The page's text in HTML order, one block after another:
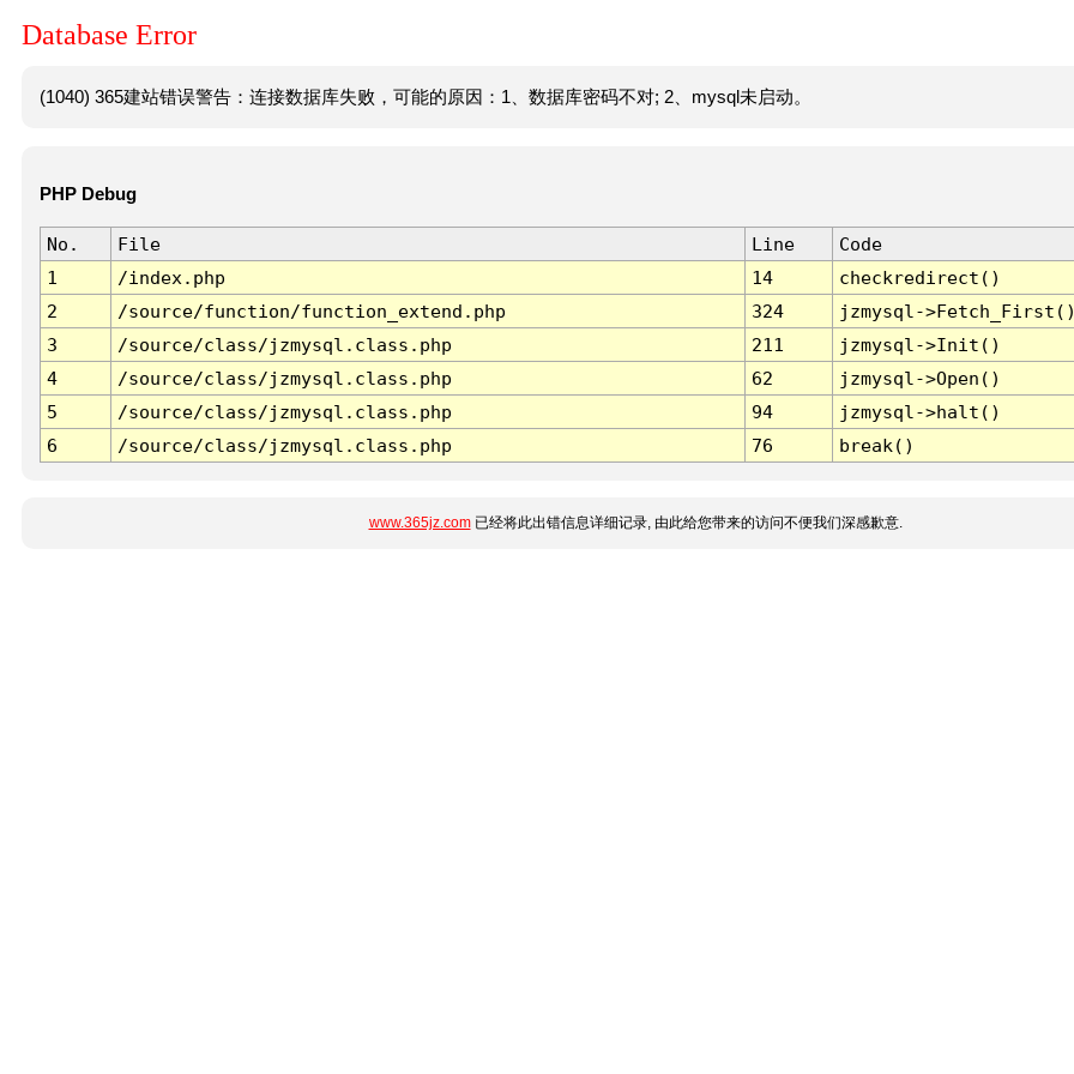
Database Error
(1040) 365建站错误警告：连接数据库失败，可能的原因：1、数据库密码不对; 2、mysql未启动。
PHP Debug
No. File Line
Code
1
/index.php 14
checkredirect()
2
/source/function/function_extend.php 324
jzmysql-
3
/source/class/jzmysql.class.php 211
jzmysql->Init()
4
/source/class/jzmysql.class.php 62
jzmysql->Open()
5
/source/class/jzmysql.class.php 94
jzmysql->halt()
6
/source/class/jzmysql.class.php 76 break()
www.365jz.com已经将此出错信息详细记录, 由此给您带来的访问不便我们深感歉意.